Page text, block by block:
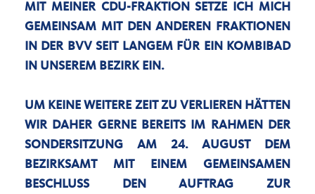
MIT MEINER CDU-FRAKTION SETZE ICH MICH
GEMEINSAM MIT DEN ANDEREN FRAKTIONEN
IN DER BVV SEIT LANGEM FÜR EIN
KOMBIBAD
IN UNSEREM BEZIRKEIN.
UM KEINE WEITERE ZEIT ZU VERLIEREN HÄTTEN
WIR DAHER GERNE BEREITS IM RAHMEN DER
SONDERSITZUNG AM 24. AUGUST DEM
BEZIRKSAMT MIT EINEM GEMEINSAMEN
BESCHLUSS DEN AUFTRAG ZUR